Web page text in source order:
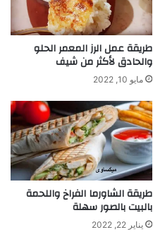
طريقة عمل الرز المعمر الحلو
والحادق لأكثر من شيف
مايو 10, 2022
طريقة الشاورما الفراخ واللحمة
بالبيت بالصور سهلة
يناير 22, 2022